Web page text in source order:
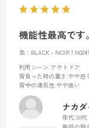
機能性最高です。
色：BLACK - NOIR | N0247
利用シーン:アウトドア
背負った時の重さ:やや感
背中の通気性:やや高い
ナカダ
年代:30代